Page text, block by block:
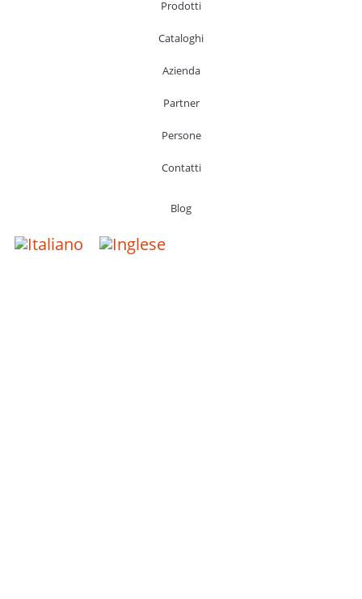
Prodotti
Cataloghi
Azienda
Partner
Persone
Contatti
Blog